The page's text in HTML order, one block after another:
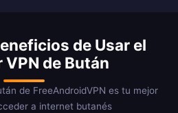
de Usar el
VPN de Bután
de FreeAndroidVPN es tu mejor
a internet butanés